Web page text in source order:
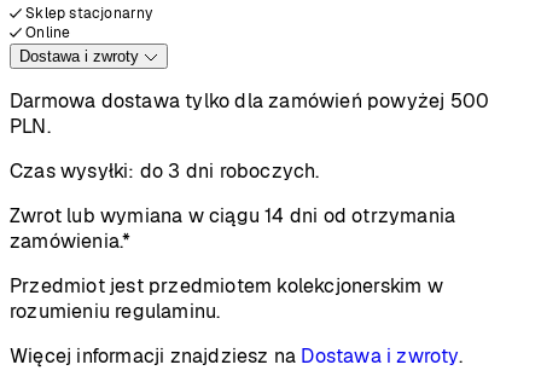
Sklep stacjonarny
Online
Dostawa i zwroty
Darmowa dostawa tylko dla zamówień powyżej 500
PLN.
Czas wysyłki: do 3 dni roboczych.
Zwrot lub wymiana w ciągu 14 dni od otrzymania
zamówienia.*
Przedmiot jest przedmiotem kolekcjonerskim w
rozumieniu regulaminu.
Więcej informacji znajdziesz na Dostawa i zwroty.